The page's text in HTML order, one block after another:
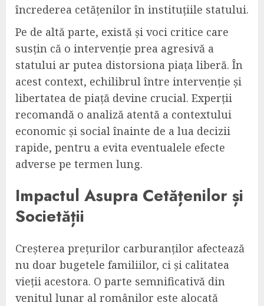
încrederea cetățenilor în instituțiile statului.
Pe de altă parte, există și voci critice care
susțin că o intervenție prea agresivă a
statului ar putea distorsiona piața liberă. În
acest context, echilibrul între intervenție și
libertatea de piață devine crucial. Experții
recomandă o analiză atentă a contextului
economic și social înainte de a lua decizii
rapide, pentru a evita eventualele efecte
adverse pe termen lung.
Impactul Asupra Cetățenilor și
Societății
Creșterea prețurilor carburanților afectează
nu doar bugetele familiilor, ci și calitatea
vieții acestora. O parte semnificativă din
venitul lunar al românilor este alocată